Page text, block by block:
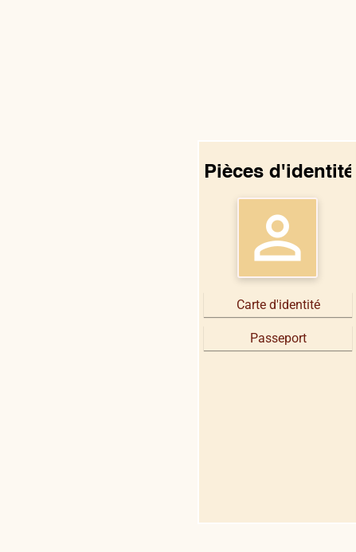
Pièces d'identité
perm_identity
Carte d'identité
Passeport